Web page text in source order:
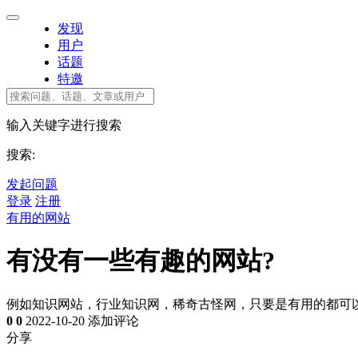
发现
用户
话题
特邀
输入关键字进行搜索
搜索:
发起问题
登录 注册
有用的网站
有没有一些有趣的网站?
例如知识网站，行业知识网，稀奇古怪网，只要是有用的都可
0 0 2022-10-20 添加评论
分享